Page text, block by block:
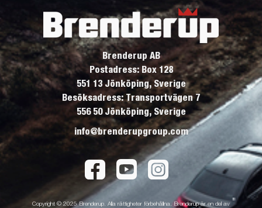
Brenderup AB
Postadress: Box 128
551 13 Jönköping, Sverige
Besöksadress: Transportvägen 7
556 50 Jönköping, Sverige
info@brenderupgroup.com
Copyright © 2025 Brenderup. Alla rättigheter förbehållna. Brenderup är en del av